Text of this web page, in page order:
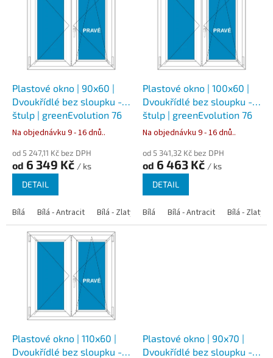
Plastové okno | 90x60 |
Dvoukřídlé bez sloupku -
štulp | greenEvolution 76
Na objednávku 9 - 16 dnů..
od 5 247,11 Kč bez DPH
od 6 349 Kč / ks
DETAIL
Bílá Bílá - Antracit Bílá - Zlatý dub Bílá - Tmavý dub Bílá -
Plastové okno | 100x60 |
Dvoukřídlé bez sloupku -
štulp | greenEvolution 76
Na objednávku 9 - 16 dnů..
od 5 341,32 Kč bez DPH
od 6 463 Kč / ks
DETAIL
Bílá Bílá - Antracit Bílá - Zlatý
Plastové okno | 110x60 |
Dvoukřídlé bez sloupku -
Plastové okno | 90x70 |
Dvoukřídlé bez sloupku -